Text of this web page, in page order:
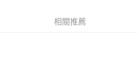
得法定代理人或監護人之同意方可使用
仍有額度不足之情形，本公司將視審查結果
含以上)免運費
含以上)免運費
相關推薦